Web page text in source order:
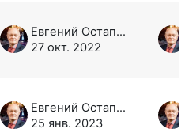
Евгений Остапович Ткачук
27 окт. 2022
Евгений Остапович Ткачук
25 янв. 2023